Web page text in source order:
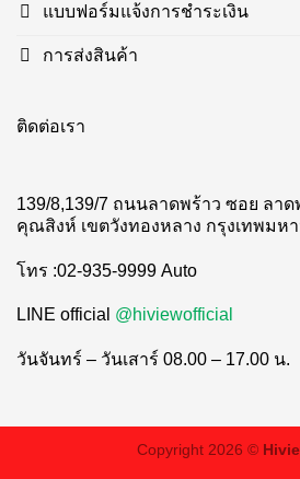
แบบฟอร์มแจ้งการชำระเงิน
การส่งสินค้า
ติดต่อเรา
139/8,139/7 ถนนลาดพร้าว ซอย ลาด
คุณสิงห์ เขตวังทองหลาง กรุงเทพมห
โทร :02-935-9999 Auto
LINE official @hiviewofficial
วันจันทร์ – วันเสาร์ 08.00 – 17.00 น.
Copyright 2026 ©